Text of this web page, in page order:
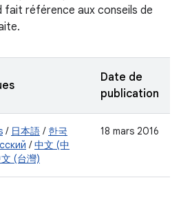
fait référence aux conseils de
Date de
publication
/ 日本語 / 한국
/中文 (中
(台灣)
18 mars 2016